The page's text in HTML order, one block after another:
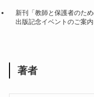
新刊「教師と保護者のた
出版記念イベントのご案内
著者